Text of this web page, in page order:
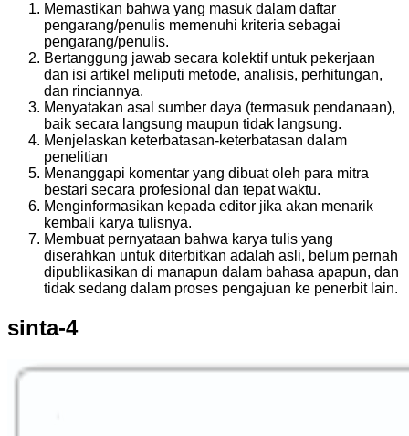
Memastikan bahwa yang masuk dalam daftar
pengarang/penulis memenuhi kriteria sebagai
pengarang/penulis.
Bertanggung jawab secara kolektif untuk pekerjaan
dan isi artikel meliputi metode, analisis, perhitungan,
dan rinciannya.
Menyatakan asal sumber daya (termasuk pendanaan),
baik secara langsung maupun tidak langsung.
Menjelaskan keterbatasan-keterbatasan dalam
penelitian
Menanggapi komentar yang dibuat oleh para mitra
bestari secara profesional dan tepat waktu.
Menginformasikan kepada editor jika akan menarik
kembali karya tulisnya.
Membuat pernyataan bahwa karya tulis yang
diserahkan untuk diterbitkan adalah asli, belum pernah
dipublikasikan di manapun dalam bahasa apapun, dan
tidak sedang dalam proses pengajuan ke penerbit lain.
sinta-4